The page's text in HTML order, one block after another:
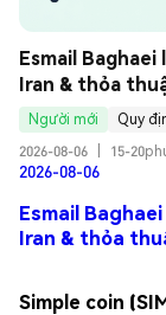
Esmail
Iran & thỏa
Người mới
Quy
2026-08-06
15-
2026-08-06
Esmail
Iran & thỏa
Simple coin